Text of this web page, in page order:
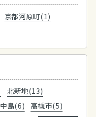
京都河原町(1)
北新地(13)
島(6)
高槻市(5)